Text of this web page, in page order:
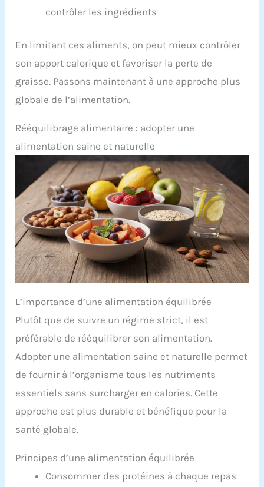
contrôler les ingrédients
En limitant ces aliments, on peut mieux contrôler
son apport calorique et favoriser la perte de
graisse. Passons maintenant à une approche plus
globale de l’alimentation.
Rééquilibrage alimentaire : adopter une
alimentation saine et naturelle
L’importance d’une alimentation équilibrée
Plutôt que de suivre un régime strict, il est
préférable de rééquilibrer son alimentation.
Adopter une alimentation saine et naturelle permet
de fournir à l’organisme tous les nutriments
essentiels sans surcharger en calories. Cette
approche est plus durable et bénéfique pour la
santé globale.
Principes d’une alimentation équilibrée
Consommer des protéines à chaque repas